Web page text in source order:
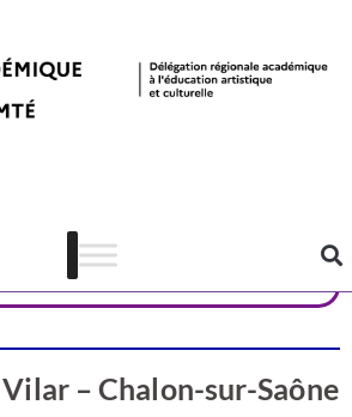
Arts visuels
– Chalon-sur-Saône